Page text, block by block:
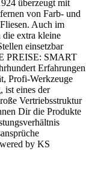
überzeugt mit
von Farb- und
Auch im
extra kleine
einsetzbar
PREISE: SMART
Erfahrungen
Profi-Werkzeuge
ist eines der
Vertriebsstruktur
Dir die Produkte
by KS